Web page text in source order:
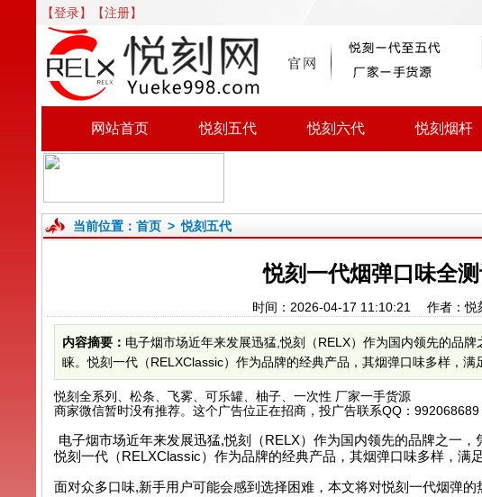
【登录】 【注册】
网站首页 悦刻五代 悦刻六代 悦刻烟杆
当前位置： 首页>悦刻五代
悦刻一代烟弹口味全
时间：2026-04-17 11:10:21 作者：
内容摘要： 电子烟市场近年来发展迅猛,悦刻（RELX）作为国内领先的品
睐。悦刻一代（RELXClassic）作为品牌的经典产品，其烟弹口味多样，
悦刻全系列、松条、飞雾、可乐罐、柚子、一次性 厂家一手货源
商家微信暂时没有推荐。这个广告位正在招商，投广告联系QQ：992068689
电子烟市场近年来发展迅猛,悦刻（RELX）作为国内领先的品牌之一
悦刻一代（RELXClassic）作为品牌的经典产品，其烟弹口味多样，满
面对众多口味,新手用户可能会感到选择困难，本文将对悦刻一代烟弹